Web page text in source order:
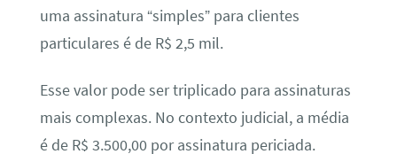
uma assinatura “simples” para clientes
particulares é de R$ 2,5 mil.
Esse valor pode ser triplicado para assinaturas
mais complexas. No contexto judicial, a média
é de R$ 3.500,00 por assinatura periciada.